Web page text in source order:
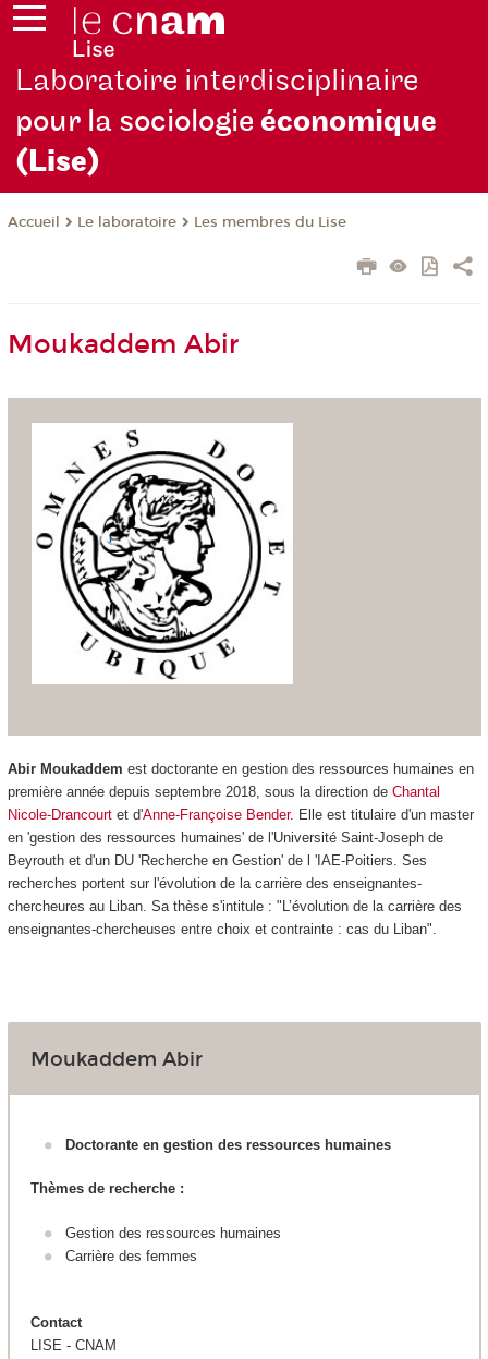
Laboratoire interdisciplinaire
pour la sociologieéconomique
(Lise)
Accueil Le laboratoire Les membres du Lise
Moukaddem Abir
Abir Moukaddem est doctorante en gestion des ressources humaines en
première année depuis septembre 2018, sous la direction de Chantal
Nicole-Drancourtet d'Anne-Françoise Bender. Elle est titulaire d'un master
en 'gestion des ressources humaines' de l'Université Saint-Joseph de
Beyrouth et d'un DU 'Recherche en Gestion' de l 'IAE-Poitiers. Ses
recherches portent sur l'évolution de la carrière des enseignantes-
chercheures au Liban. Sa thèse s'intitule : "L’évolution de la carrière des
enseignantes-chercheuses entre choix et contrainte : cas du Liban".
Moukaddem Abir
Doctorante en gestion des ressources humaines
Thèmes de recherche :
Gestion des ressources humaines
Carrière des femmes
Contact
LISE - CNAM